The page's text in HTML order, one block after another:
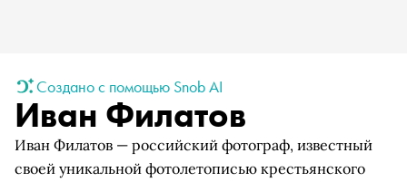
Создано с помощью Snob AI
Иван Филатов
Иван Филатов — российский фотограф, известный
своей уникальной фотолетописью крестьянского